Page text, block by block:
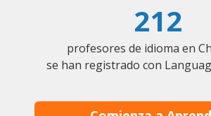
212
profesores de idioma en
se han registrado con